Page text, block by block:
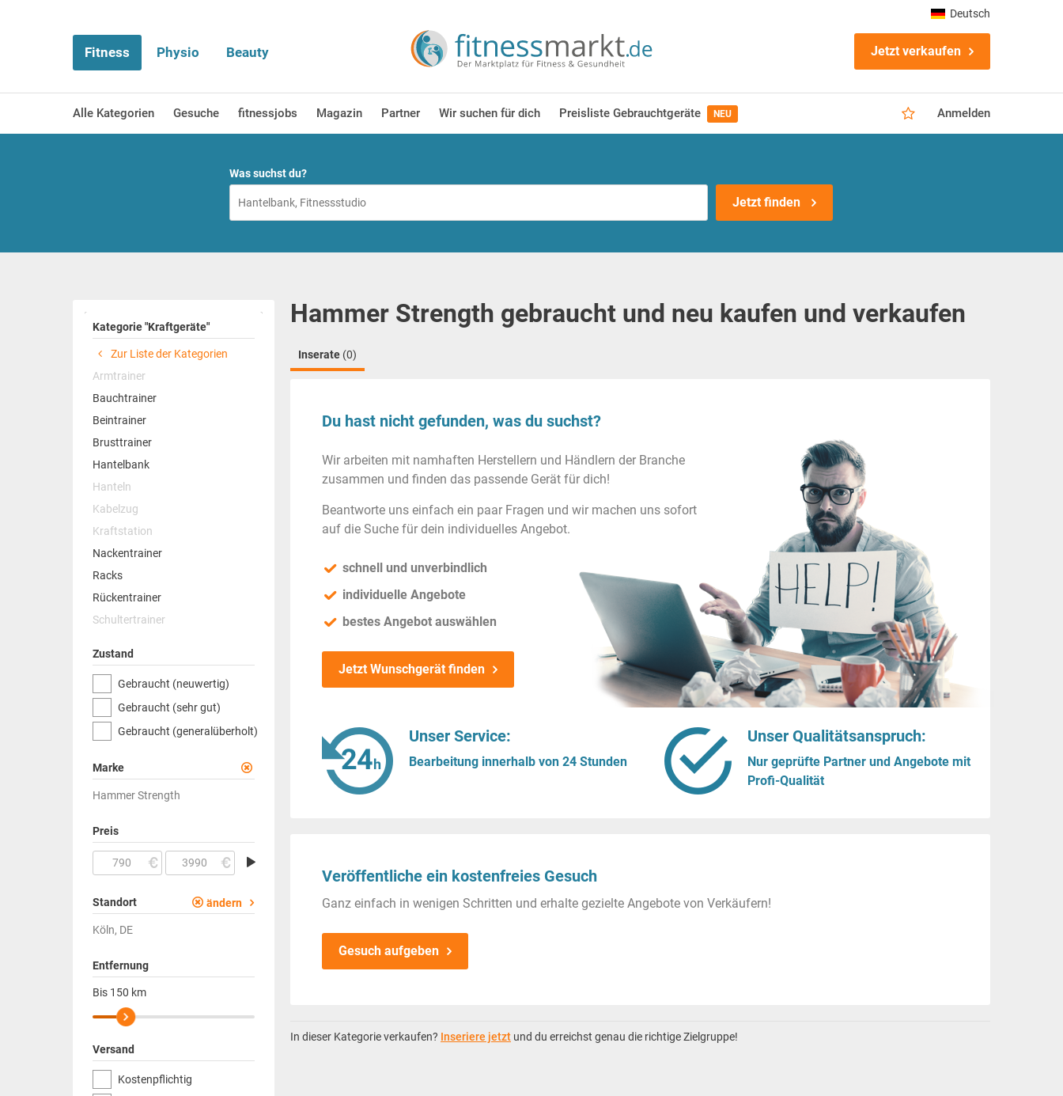
Fitness Physio Beauty Jetzt verkaufen
Alle Kategorien Gesuche fitnessjobs Magazin Partner Wir suchen für dich Preisliste Gebrauchtgeräte NEU Anmelden
Deutsch
Was suchst du?
Jetzt finden
Kategorie "Kraftgeräte"
Zur Liste der Kategorien
Armtrainer
Bauchtrainer
Beintrainer
Brusttrainer
Hantelbank
Hanteln
Kabelzug
Kraftstation
Nackentrainer
Racks
Rückentrainer
Schultertrainer
Zustand
Gebraucht (neuwertig)
Gebraucht (sehr gut)
Gebraucht (generalüberholt)
Marke
Hammer Strength
Preis
Standort ändern
Köln, DE
Entfernung
Bis 150 km
Versand
Kostenpflichtig
Hammer Strength gebraucht und neu kaufen und verkaufen
Inserate (0)
Du hast nicht gefunden, was du suchst?
Wir arbeiten mit namhaften Herstellern und Händlern der Branche
zusammen und finden das passende Gerät für dich!
Beantworte uns einfach ein paar Fragen und wir machen uns sofort
auf die Suche für dein individuelles Angebot.
schnell und unverbindlich
individuelle Angebote
bestes Angebot auswählen
Jetzt Wunschgerät finden
Unser Service:
Bearbeitung innerhalb von 24 Stunden
Unser Qualitätsanspruch:
Nur geprüfte Partner und Angebote mit
Profi-Qualität
Veröffentliche ein kostenfreies Gesuch
Ganz einfach in wenigen Schritten und erhalte gezielte Angebote von Verkäufern!
Gesuch aufgeben
In dieser Kategorie verkaufen? Inseriere jetzt und du erreichst genau die richtige Zielgruppe!